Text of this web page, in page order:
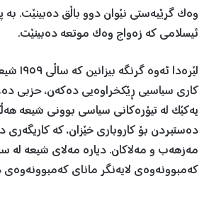
وەک گرێبەستی نێوان دوو باڵق دەبینێت. بە
ئیسلامی کە زەواج وەک موتعە دەبینێت.
لێرەدا
کاری سیاسیی ڕێکخراوەیی دەکەن، حزبی
یەکێک لە تیۆرەکانی سیاسی بوونی شیعە
دەستبردن بۆ کاروباری خێزان، کە
مەزهەب و مەلاکان. دیارە مەلای شیعە
کەمبوونەوەی لایەنگر مانای کەمبوونەوەی